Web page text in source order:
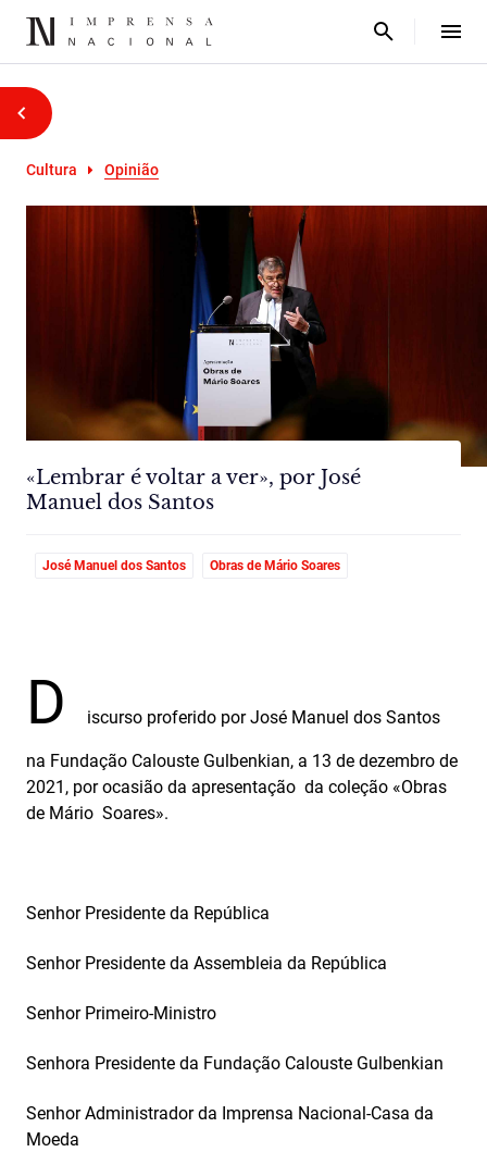
Cultura Opinião
«Lembrar é voltar a ver», por José
Manuel dos Santos
José Manuel dos Santos Obras de Mário Soares
D iscurso proferido por José Manuel dos Santos
na Fundação Calouste Gulbenkian, a 13 de dezembro de
2021, por ocasião da apresentação da coleção «Obras
de Mário Soares».
Senhor Presidente da República
Senhor Presidente da Assembleia da República
Senhor Primeiro-Ministro
Senhora Presidente da Fundação Calouste Gulbenkian
Senhor Administrador da Imprensa Nacional-Casa da
Moeda